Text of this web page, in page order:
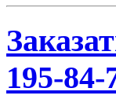
195-84-